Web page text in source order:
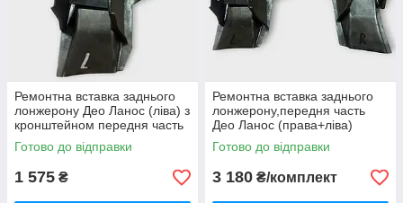
Ремонтна вставка заднього
лонжерону Део Ланос (ліва) з
кронштейном передня часть
Готово до відправки
1 575 ₴
Ремонтна вставка заднього
лонжерону,передня часть
Део Ланос (права+ліва)
Готово до відправки
3 180 ₴/комплект